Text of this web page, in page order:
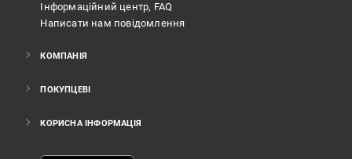
Інформаційний центр, FAQ
Написати нам повідомлення
КОМПАНІЯ
ПОКУПЦЕВІ
КОРИСНА ІНФОРМАЦІЯ